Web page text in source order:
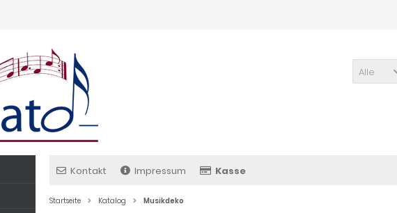
Alle
Kontakt Impressum Kasse
Startseite Katalog Musikdeko